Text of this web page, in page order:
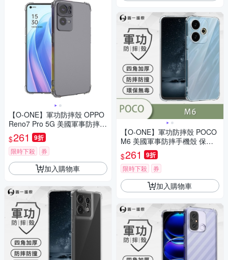
【O-ONE】軍功防摔殼 OPPO
Reno7 Pro 5G 美國軍事防摔手
機殼 保護殼
$261 9折
限時下殺 券
加入購物車
【O-ONE】軍功防摔殼 POCO
M6 美國軍事防摔手機殼 保護
殼
$261 9折
限時下殺 券
加入購物車